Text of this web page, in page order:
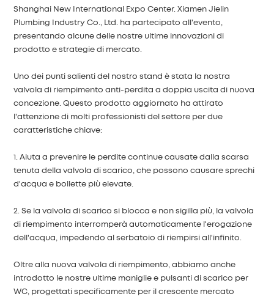
中文
هَوُسَ
Shanghai New International Expo Center. Xiamen Jielin
Plumbing Industry Co., Ltd. ha partecipato all'evento,
presentando alcune delle nostre ultime innovazioni di
prodotto e strategie di mercato.
Uno dei punti salienti del nostro stand è stata la nostra
valvola di riempimento anti-perdita a doppia uscita di nuova
concezione. Questo prodotto aggiornato ha attirato
l'attenzione di molti professionisti del settore per due
caratteristiche chiave:
1. Aiuta a prevenire le perdite continue causate dalla scarsa
tenuta della valvola di scarico, che possono causare sprechi
d'acqua e bollette più elevate.
2. Se la valvola di scarico si blocca e non sigilla più, la valvola
di riempimento interromperà automaticamente l'erogazione
dell'acqua, impedendo al serbatoio di riempirsi all'infinito.
Oltre alla nuova valvola di riempimento, abbiamo anche
introdotto le nostre ultime maniglie e pulsanti di scarico per
WC, progettati specificamente per il crescente mercato